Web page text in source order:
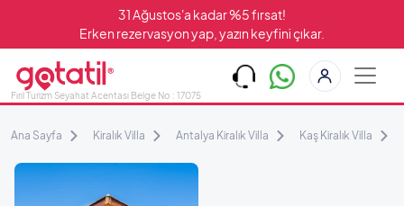
31 Ağustos'a kadar %5 fırsat!
Erken rezervasyon yap, yazın keyfini çıkar.
Fırıl Turizm Seyahat Acentası Belge No : 17075
Ana Sayfa Kiralık Villa Antalya Kiralık Villa Kaş Kiralık Villa